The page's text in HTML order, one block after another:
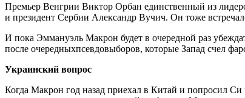
Премьер Венгрии Виктор Орбан единственный из
и президент Сербии Александр Вучич. Он тоже
И пока Эммануэль Макрон будет в очередной раз
после очередныхпсевдовыборов, которые Запад счел
Украинский вопрос
Когда Макрон год назад приехал в Китай и попросил